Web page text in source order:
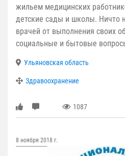
жильем медицинских
детские сады и школы. Ничто
врачей от выполнения своих
социальные и бытовые
Ульяновская область
Здравоохранение
1087
8 ноября 2018 г.